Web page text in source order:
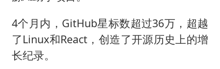
4个月内，GitHub星标数超过36万，超越
了Linux和React，创造了开源历史上的增
长纪录。